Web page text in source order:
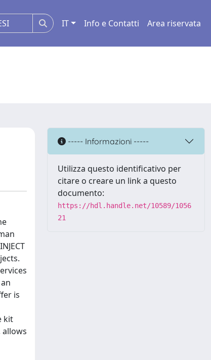
IT Info e Contatti Area riservata
is
kit
----- Informazioni -----
Utilizza questo identificativo per
citare o creare un link a questo
documento:
https://hdl.handle.net/10589/1056
21